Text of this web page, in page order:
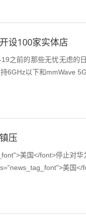
设100家实体店
之前的那些无忧无虑的
6GHz以下和mmWave
压
美国</font>停止对华
美国